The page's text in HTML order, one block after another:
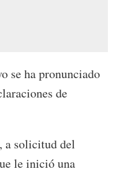
se ha pronunciado
de
a solicitud del
le inició una